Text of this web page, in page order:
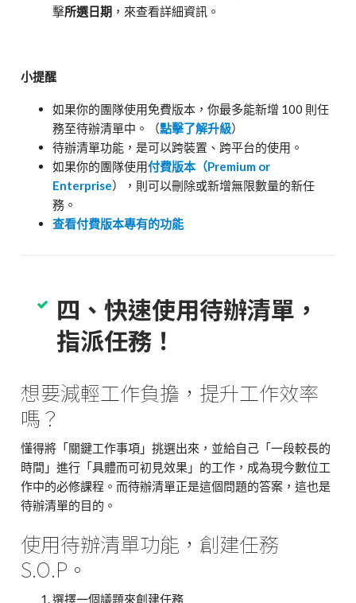
擊所選日期 ，來查看詳細資訊。
小提醒
如果你的團隊使用免費版本，你最多能新增 100 則任
務至待辦清單中。（點擊了解升級）
待辦清單功能，是可以跨裝置、跨平台的使用。
如果你的團隊使用付費版本（Premium or
Enterprise），則可以刪除或新增無限數量的新任
務。
查看付費版本專有的功能
四、快速使用待辦清單，
指派任務！
想要減輕工作負擔，提升工作效率
嗎？
懂得將「關鍵工作事項」挑選出來，並給自己「一段較長的
時間」進行「具體而可初見效果」的工作，成為現今數位工
作中的必修課程。而待辦清單正是這個問題的答案，這也是
待辦清單的目的。
使用待辦清單功能，創建任務
S.O.P。
選擇一個議題來創建任務